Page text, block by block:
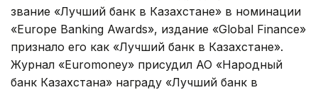
звание «Лучший банк в Казахстане» в номинации
«Europe Banking Awards», издание «Global Finance»
признало его как «Лучший банк в Казахстане».
Журнал «Euromoney» присудил АО «Народный
банк Казахстана» награду «Лучший банк в